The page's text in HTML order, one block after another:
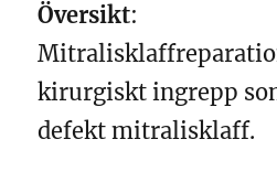
Översikt:
kirurgiskt ingrepp
defekt mitralisklaff.